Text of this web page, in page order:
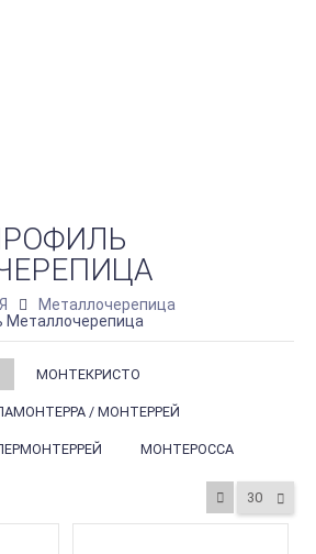
Металлочерепица
Металлочерепица
МОНТЕКРИСТО
/ МОНТЕРРЕЙ
МОНТЕРОССА
30